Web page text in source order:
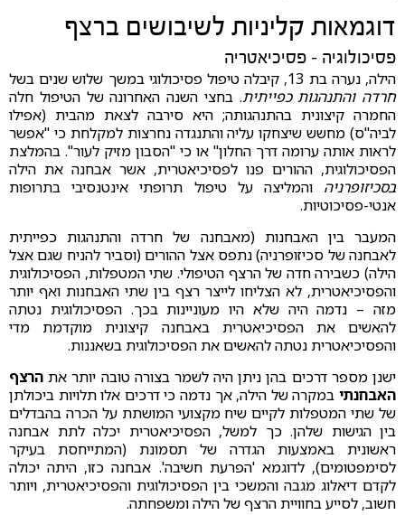
דוגמאות קליניות לשיבושים ברצף
פסיכולוגיה – פסיכיאטריה
הילה, נערה בת 13, קיבלה טיפול פסיכולוגי במשך שלוש שנים בשל
חרדה והתנהגות כפייתית. בחצי השנה האחרונה של הטיפול חלה
החמרה קיצונית בהתנהגותה; היא סירבה לצאת מהבית (אפילו
לביה"ס) מחשש שיצחקו עליה והתנגדה נחרצות למקלחת כי "אפשר
לראות אותה ערומה דרך החלון" או כי "הסבון מזיק לעור". בהמלצת
הפסיכולוגית, ההורים פנו לפסיכיאטרית, אשר אבחנה את הילה
בסכיזופרניה והמליצה על טיפול תרופתי אינטנסיבי בתרופות
אנטי-פסיכוטיות.
המעבר בין האבחנות (מאבחנה של חרדה והתנהגות כפייתית
לאבחנה של סכיזופרניה) נתפס אצל ההורים (וסביר להניח שגם אצל
הילה) כשבירה חדה של הרצף הטיפולי. שתי המטפלות, הפסיכולוגית
והפסיכיאטרית, לא הצליחו לייצר רצף בין שתי האבחנות ואף יותר
מזה – נדמה היה שלא היו מעוניינות בכך. הפסיכולוגית נטתה
להאשים את הפסיכיאטרית באבחנה קיצונית מוקדמת מדי
והפסיכיאטרית נטתה להאשים את הפסיכולוגית בשאננות.
ישנן מספר דרכים בהן ניתן היה לשמר בצורה טובה יותר את הרצף
האבחנתי במקרה של הילה, אך נדמה כי דרכים אלו תלויות ביכולתן
של שתי המטפלות לקיים שיח מקצועי המושתת על הכרה בהבדלים
בין הגישות שלהן. כך למשל, הפסיכיאטרית יכלה לתת אבחנה
ראשונית באמצעות הגדרה של תסמונת (המתייחסת בעיקר
לסימפטומים), לדוגמא 'הפרעת חשיבה'. אבחנה כזו, היתה יכולה
לקדם דיאלוג מגבה והמשכי בין הפסיכולוגית והפסיכיאטרית, ויותר
חשוב, לסייע בחוויית הרצף של הילה ומשפחתה.